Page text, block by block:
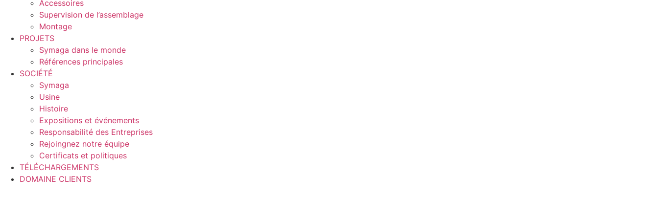
Accessoires
Supervision de l’assemblage
Montage
PROJETS
Symaga dans le monde
Références principales
SOCIÉTÉ
Symaga
Usine
Histoire
Expositions et événements
Responsabilité des Entreprises
Rejoingnez notre équipe
Certificats et politiques
TÉLÉCHARGEMENTS
DOMAINE CLIENTS